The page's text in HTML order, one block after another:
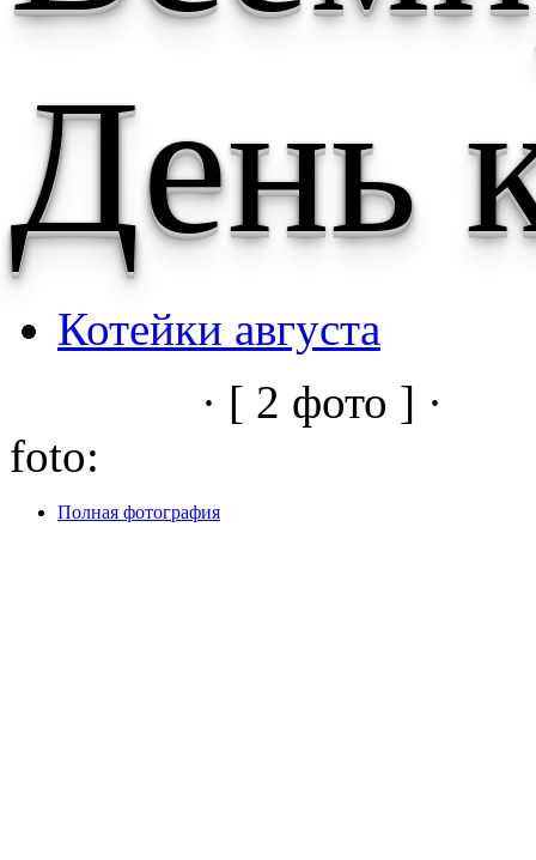
День
Котейки августа
· [ 2 фото ] ·
foto:
Полная фотография